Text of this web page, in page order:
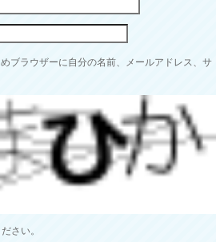
ブラウザーに自分の名前、メールアドレス、サ
さい。